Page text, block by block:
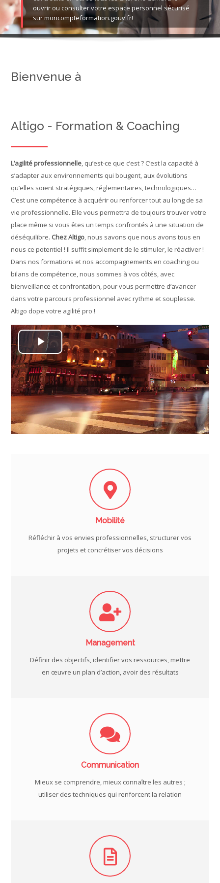
Contact
Rechercher
ouvrir ou consulter votre espace personnel sécurisé
sur moncompteformation.gouv.fr!
Bienvenue à
Altigo - Formation & Coaching
L’agilité professionnelle, qu’est-ce que c’est ? C’est la capacité à
s’adapter aux environnements qui bougent, aux évolutions
qu’elles soient stratégiques, réglementaires, technologiques…
C’est une compétence à acquérir ou renforcer tout au long de sa
vie professionnelle. Elle vous permettra de toujours trouver votre
place même si vous êtes un temps confrontés à une situation de
déséquilibre. Chez Altigo, nous savons que nous avons tous en
nous ce potentiel ! Il suffit simplement de le stimuler, le réactiver !
Dans nos formations et nos accompagnements en coaching ou
bilans de compétence, nous sommes à vos côtés, avec
bienveillance et confrontation, pour vous permettre d’avancer
dans votre parcours professionnel avec rythme et souplesse.
Altigo dope votre agilité pro !
Lire
la
vidéo
Mobilité
Réfléchir à vos envies professionnelles, structurer vos
projets et concrétiser vos décisions
Management
Définir des objectifs, identifier vos ressources, mettre
en œuvre un plan d’action, avoir des résultats
Communication
Mieux se comprendre, mieux connaître les autres ;
utiliser des techniques qui renforcent la relation